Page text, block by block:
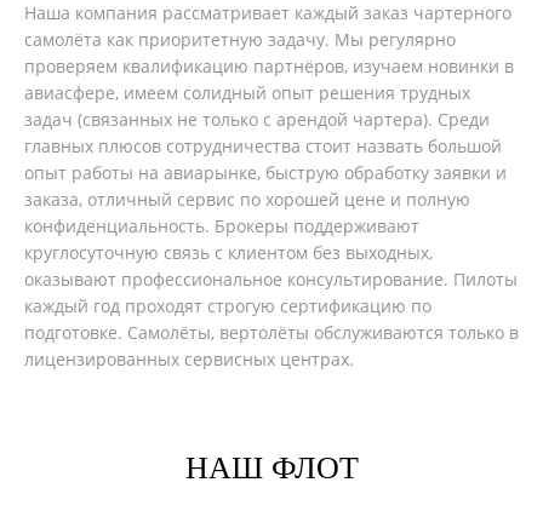
Наша компания рассматривает каждый заказ чартерного
самолёта как приоритетную задачу. Мы регулярно
проверяем квалификацию партнёров, изучаем новинки в
авиасфере, имеем солидный опыт решения трудных
задач (связанных не только с арендой чартера). Среди
главных плюсов сотрудничества стоит назвать большой
опыт работы на авиарынке, быструю обработку заявки и
заказа, отличный сервис по хорошей цене и полную
конфиденциальность. Брокеры поддерживают
круглосуточную связь с клиентом без выходных,
оказывают профессиональное консультирование. Пилоты
каждый год проходят строгую сертификацию по
подготовке. Самолёты, вертолёты обслуживаются только в
лицензированных сервисных центрах.
НАШ ФЛОТ